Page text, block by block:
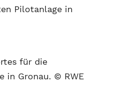
Pilotanlage in
für die
in Gronau. © RWE